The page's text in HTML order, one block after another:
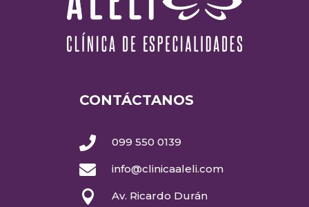
CONTÁCTANOS
 099 550 0139
 info@clinicaaleli.com
 Av. Ricardo Durán